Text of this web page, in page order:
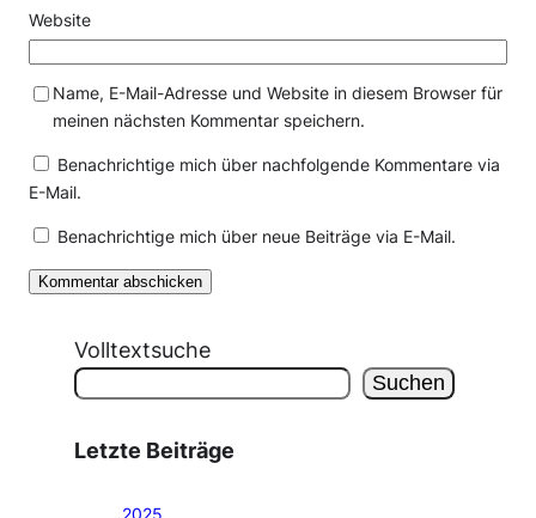
Website
Name, E-Mail-Adresse und Website in diesem Browser für
meinen nächsten Kommentar speichern.
Benachrichtige mich über nachfolgende Kommentare via
E-Mail.
Benachrichtige mich über neue Beiträge via E-Mail.
Volltextsuche
Suchen
Letzte Beiträge